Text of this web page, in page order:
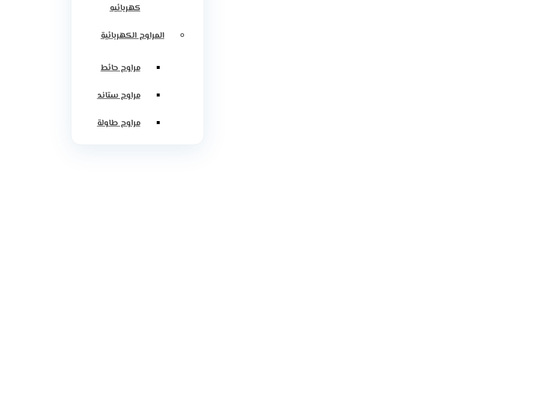
كهربائيه
المراوح الكهربائية
مراوح حائط
مراوح ستاند
مراوح طاولة